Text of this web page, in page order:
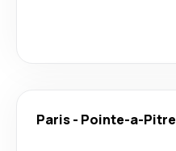
Paris- Pointe-a-Pitre